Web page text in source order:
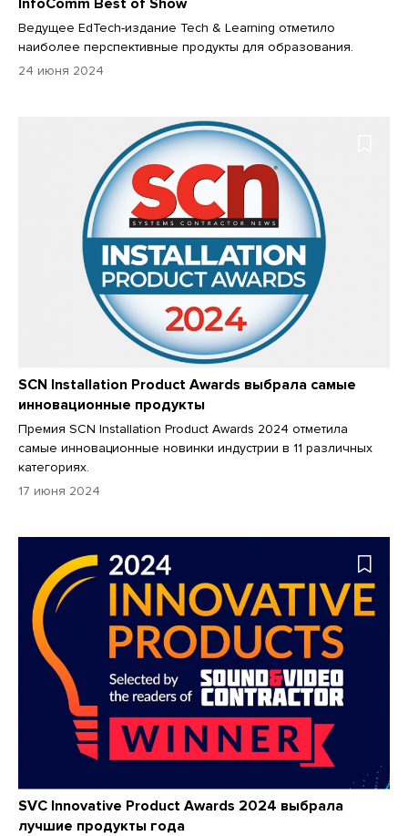
Ведущее EdTech-издание Tech & Learning отметило
наиболее перспективные продукты для образования.
24 июня 2024
SCN Installation Product Awards выбрала самые
инновационные продукты
Премия SCN Installation Product Awards 2024 отметила
самые инновационные новинки индустрии в 11 различных
категориях.
17 июня 2024
SVC Innovative Product Awards 2024 выбрала
лучшие продукты года